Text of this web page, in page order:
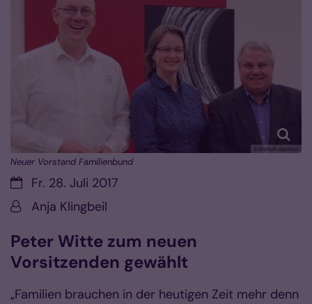
© Bistum Aachen
Neuer Vorstand Familienbund
Datum:Fr. 28. Juli 2017
Von:Anja Klingbeil
Peter Witte zum neuen
Vorsitzenden gewählt
„Familien brauchen in der heutigen Zeit mehr denn